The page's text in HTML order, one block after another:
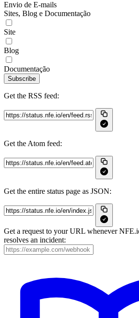
Envio de E-mails
Sites, Blog e Documentação
Site
Blog
Documentação
Subscribe
Get the RSS feed:
Get the Atom feed:
Get the entire status page as JSON:
Get a request to your URL whenever
resolves an incident: